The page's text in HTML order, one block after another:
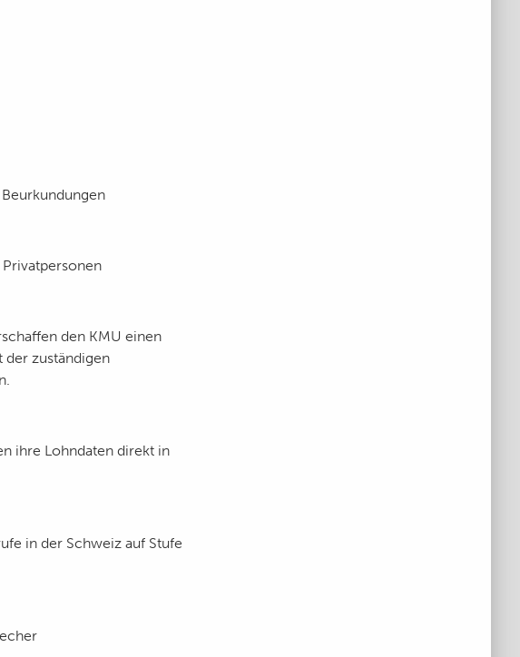
den KMU einen
der zuständigen
ihre Lohndaten direkt in
in der Schweiz auf Stufe